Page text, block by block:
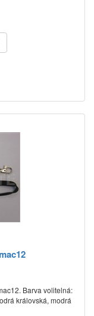
Barva volitelná:
královská, modrá